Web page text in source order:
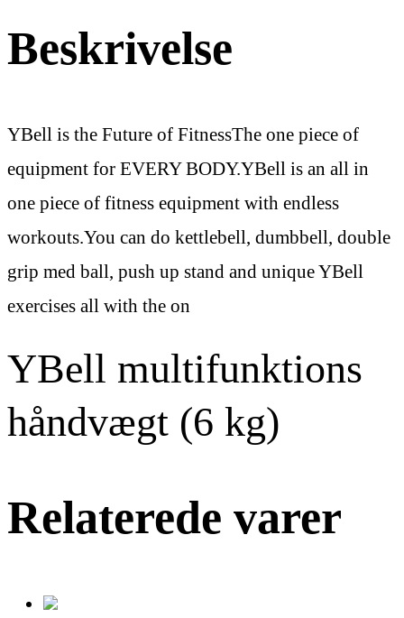
Beskrivelse
YBell is the Future of FitnessThe one piece of
equipment for EVERY BODY.YBell is an all in
one piece of fitness equipment with endless
workouts.You can do kettlebell, dumbbell, double
grip med ball, push up stand and unique YBell
exercises all with the on
YBell multifunktions
håndvægt (6 kg)
Relaterede varer